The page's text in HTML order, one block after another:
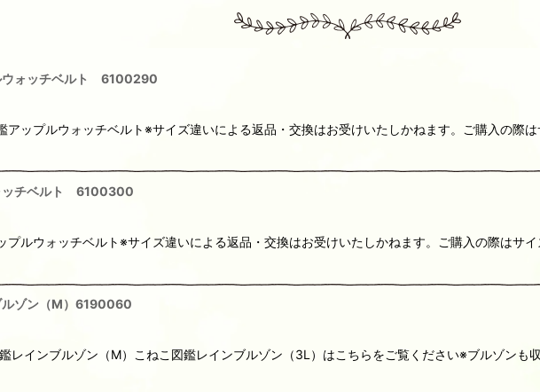
ウォッチベルト 6100290
ップルウォッチベルト※サイズ違いによる返品・交換はお受けいたしかねます。ご購入の際
ッチベルト 6100300
ルウォッチベルト※サイズ違いによる返品・交換はお受けいたしかねます。ご購入の際はサ
ルゾン（M）6190060
レインブルゾン（M）こねこ図鑑レインブルゾン（3L）はこちらをご覧ください※ブルゾンも